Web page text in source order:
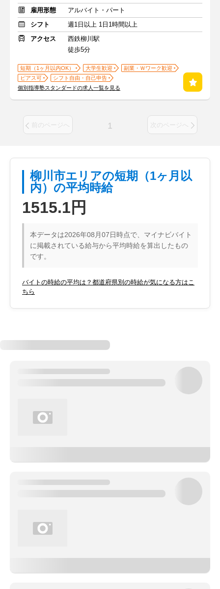
雇用形態
アルバイト・パート
シフト
週1日以上 1日1時間以上
アクセス
西鉄柳川駅
徒歩5分
短期（1ヶ月以内OK） 大学生歓迎
副業・Ｗワーク歓迎
ピアス可
シフト自由・自己申告
個別指導塾スタンダードの求人一覧を見る
前のページへ 1 次のページへ
柳川市エリアの短期（1ヶ月以
内）の平均時給
1515.1円
本データは2026年08月07日時点で、マイナビバイト
に掲載されている給与から平均時給を算出したもの
です。
バイトの時給の平均は？都道府県別の時給が気になる方はこ
ちら